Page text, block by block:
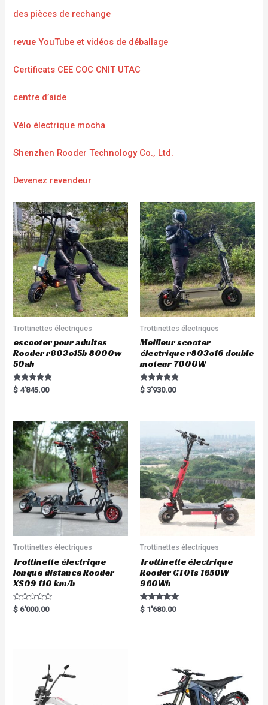
des pièces de rechange
revue YouTube et vidéos de déballage
Certificats CEE COC CNIT UTAC
centre d’aide
Vélo électrique mocha
Shenzhen Rooder Technology Co., Ltd.
Devenez revendeur
Trottinettes électriques
escooter pour adultes
Rooder r803o15b 8000w
50ah
Rated
5.00
$ 4'845.00
Trottinettes électriques
Meilleur scooter
électrique r803o16 double
moteur 7000W
Rated
5.00
$ 3'930.00
Trottinettes électriques
Trottinette électrique
longue distance Rooder
XS09 110 km/h
R
a
$ 6'000.00
Trottinettes électriques
Trottinette électrique
Rooder GT01s 1650W
960Wh
Rated
5.00
$ 1'680.00